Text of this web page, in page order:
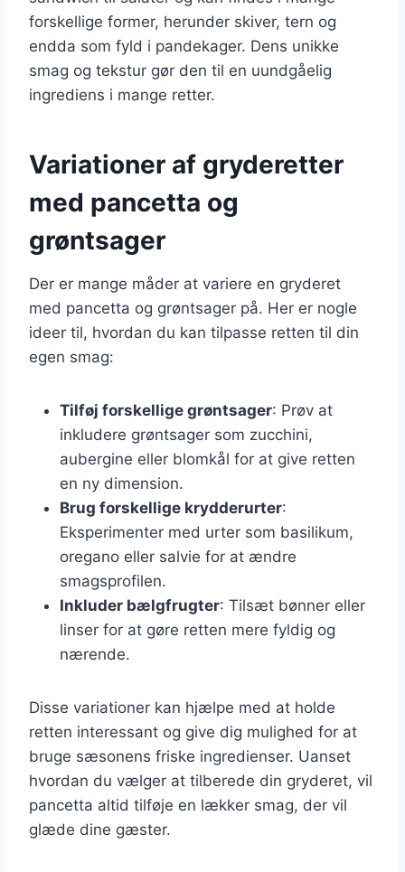
forskellige former, herunder skiver, tern og
endda som fyld i pandekager. Dens unikke
smag og tekstur gør den til en uundgåelig
ingrediens i mange retter.
Variationer af gryderetter
med pancetta og
grøntsager
Der er mange måder at variere en gryderet
med pancetta og grøntsager på. Her er nogle
ideer til, hvordan du kan tilpasse retten til din
egen smag:
Tilføj forskellige grøntsager: Prøv at
inkludere grøntsager som zucchini,
aubergine eller blomkål for at give retten
en ny dimension.
Brug forskellige krydderurter:
Eksperimenter med urter som basilikum,
oregano eller salvie for at ændre
smagsprofilen.
Inkluder bælgfrugter: Tilsæt bønner eller
linser for at gøre retten mere fyldig og
nærende.
Disse variationer kan hjælpe med at holde
retten interessant og give dig mulighed for at
bruge sæsonens friske ingredienser. Uanset
hvordan du vælger at tilberede din gryderet, vil
pancetta altid tilføje en lækker smag, der vil
glæde dine gæster.